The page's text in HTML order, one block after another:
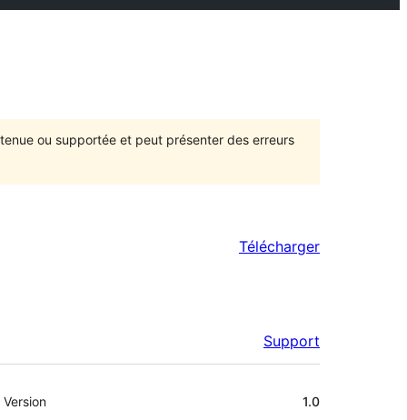
ou supportée et peut présenter des erreurs
Télécharger
Support
Méta
Version 1.0